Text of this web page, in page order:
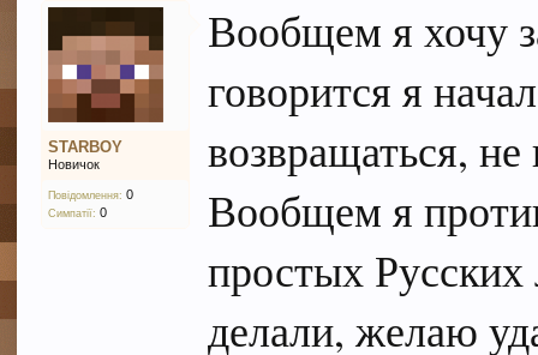
STARBOY
Новичок
Повідомлення: 0
Симпатії: 0
Вообщем я хочу
говорится я
возвращаться,
Вообщем я
простых
делали, желаю